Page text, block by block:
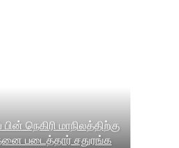
நெகிரி மாநிலத்திற்கு
படைத்தார் சதுரங்க